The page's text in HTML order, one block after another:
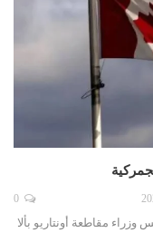
وزراء مقاطعة أونتاريو بألا